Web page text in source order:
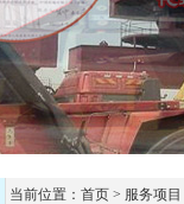
当前位置： 首页 > 服务项目